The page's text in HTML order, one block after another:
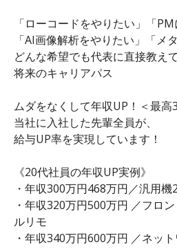
「ローコードをやりたい」「PM
「AI画像解析をやりたい」「メ
どんな希望でも代表に直接教え
将来のキャリアパス
ムダをなくして年収UP！＜最高
当社に入社した先輩全員が、
給与UP率を実現しています！
《20代社員の年収UP実例》
・年収300万円468万円／汎用
・年収320万円500万円 ／フロ
ルリモ
・年収340万円600万円 ／ネッ